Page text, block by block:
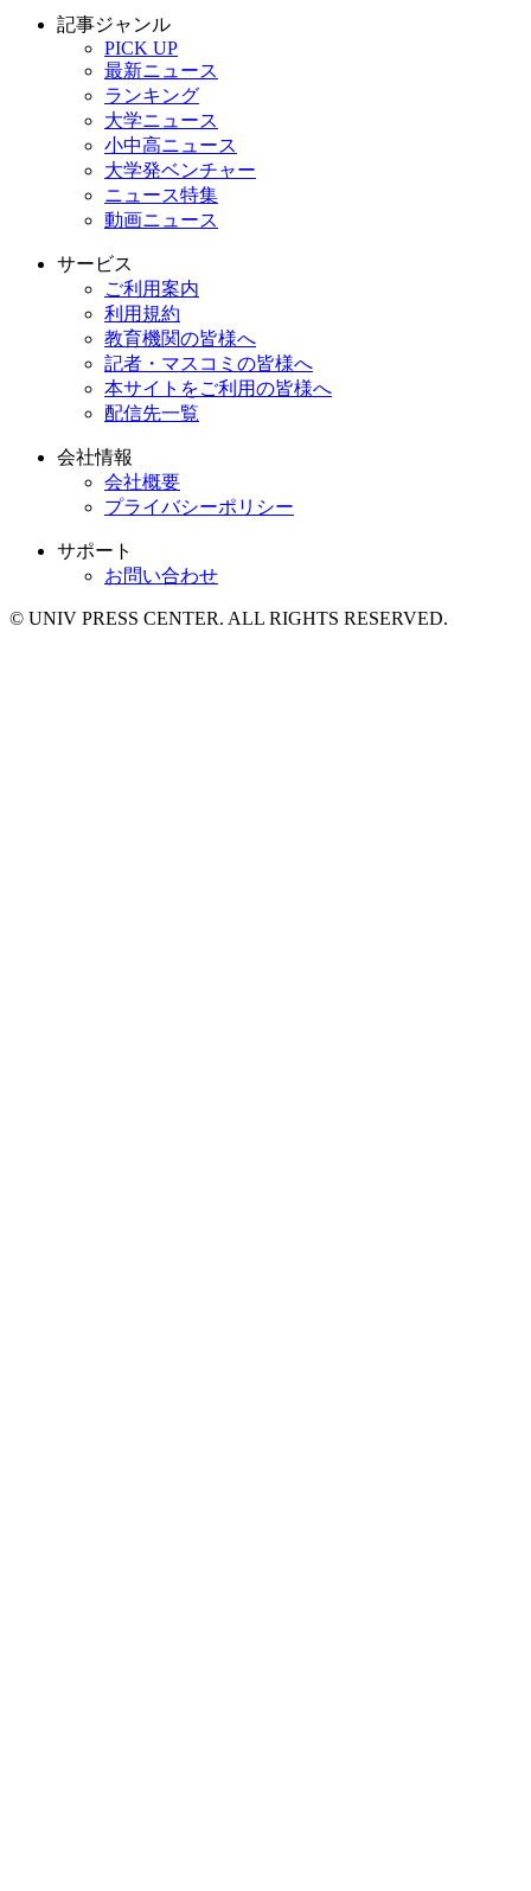
記事ジャンル
PICK UP
最新ニュース
ランキング
大学ニュース
小中高ニュース
大学発ベンチャー
ニュース特集
動画ニュース
サービス
ご利用案内
利用規約
教育機関の皆様へ
記者・マスコミの皆様へ
本サイトをご利用の皆様へ
配信先一覧
会社情報
会社概要
プライバシーポリシー
サポート
お問い合わせ
© UNIV PRESS CENTER. ALL RIGHTS RESERVED.